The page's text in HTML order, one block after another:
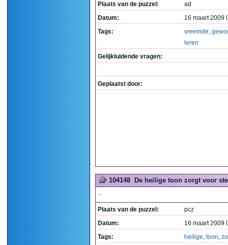
Plaats van de puzzel:
ad
Datum:
16 maart 2009
Tags:
vreemde,
leren
Gelijkluidende vragen:
Geplaatst door:
104148 De heilige toon zorgt voor
-
Plaats van de puzzel:
pcz
Datum:
16 maart 2009
Tags:
heilige, toon,